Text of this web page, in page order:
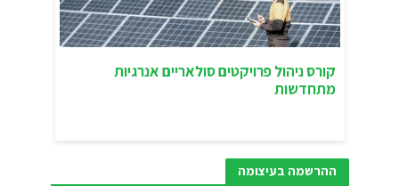
קורס ניהול פרויקטים סולאריים אנרגיות
מתחדשות
ההרשמה בעיצומה